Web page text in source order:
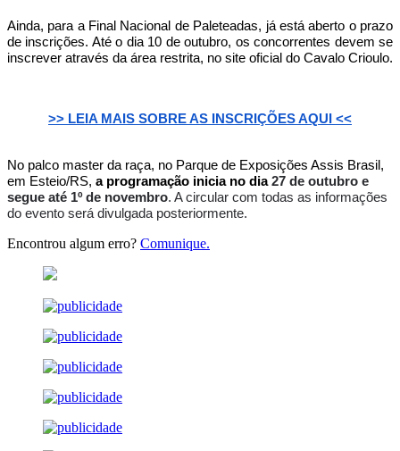
Ainda, para a Final Nacional de Paleteadas, já está aberto o prazo
de inscrições. Até o dia 10 de outubro, os concorrentes devem se
inscrever através da área restrita, no site oficial do Cavalo Crioulo.
>> LEIA MAIS SOBRE AS INSCRIÇÕES AQUI <<
No palco master da raça, no Parque de Exposições Assis Brasil,
em Esteio/RS, a programação inicia no dia27 de outubro e
segue até 1º de novembro. A circular com todas as informações
do evento será divulgada posteriormente.
Encontrou algum erro? Comunique.